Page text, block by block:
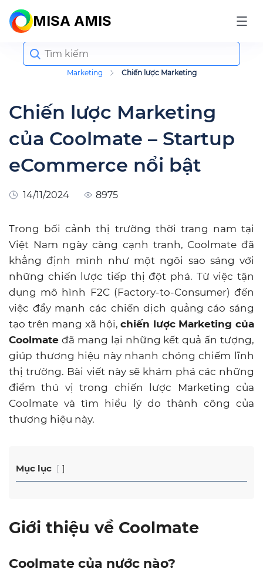
MISA AMIS
Marketing Chiến lược Marketing
Search
for:
Chiến lược Marketing
của Coolmate – Startup
eCommerce nổi bật
14/11/2024 8975
Trong bối cảnh thị trường thời trang nam tại
Việt Nam ngày càng cạnh tranh, Coolmate đã
khẳng định mình như một ngôi sao sáng với
những chiến lược tiếp thị đột phá. Từ việc tận
dụng mô hình F2C (Factory-to-Consumer) đến
việc đẩy mạnh các chiến dịch quảng cáo sáng
tạo trên mạng xã hội,chiến lược Marketing của
Coolmate đã mang lại những kết quả ấn tượng,
giúp thương hiệu này nhanh chóng chiếm lĩnh
thị trường. Bài viết này sẽ khám phá các những
điểm thú vị trong chiến lược Marketing của
Coolmate và tìm hiểu lý do thành công của
thương hiệu này.
Mục lục
Giới thiệu về Coolmate
Coolmate của nước nào?